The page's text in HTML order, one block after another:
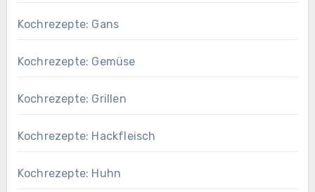
Kochrezepte: Gans
Kochrezepte: Gemüse
Kochrezepte: Grillen
Kochrezepte: Hackfleisch
Kochrezepte: Huhn